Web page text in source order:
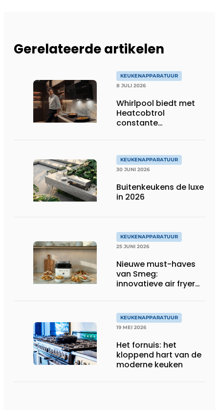
Gerelateerde artikelen
KEUKENAPPARATUUR
8 JULI 2026
Whirlpool biedt met
Heatcobtrol
constante
KEUKENAPPARATUUR
30 JUNI 2026
Buitenkeukens de luxe
in 2026
KEUKENAPPARATUUR
25 JUNI 2026
Nieuwe must-haves
van Smeg:
innovatieve air fryer
KEUKENAPPARATUUR
19 MEI 2026
Het fornuis: het
kloppend hart van de
moderne keuken